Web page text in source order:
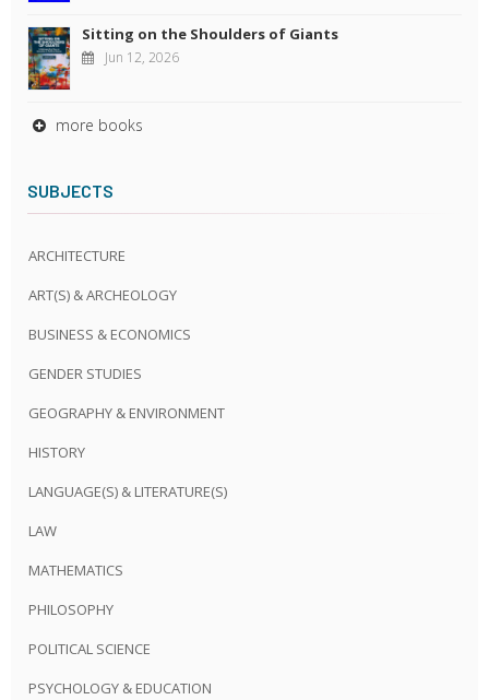
Sitting on the Shoulders of Giants
Jun 12, 2026
more books
SUBJECTS
ARCHITECTURE
ART(S) & ARCHEOLOGY
BUSINESS & ECONOMICS
GENDER STUDIES
GEOGRAPHY & ENVIRONMENT
HISTORY
LANGUAGE(S) & LITERATURE(S)
LAW
MATHEMATICS
PHILOSOPHY
POLITICAL SCIENCE
PSYCHOLOGY & EDUCATION